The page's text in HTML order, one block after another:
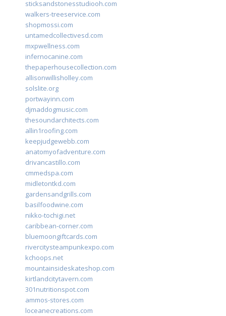
sticksandstonesstudiooh.com
walkers-treeservice.com
shopmossi.com
untamedcollectivesd.com
mxpwellness.com
infernocanine.com
thepaperhousecollection.com
allisonwillisholley.com
solslite.org
portwayinn.com
djmaddogmusic.com
thesoundarchitects.com
allin1roofing.com
keepjudgewebb.com
anatomyofadventure.com
drivancastillo.com
cmmedspa.com
midletontkd.com
gardensandgrills.com
basilfoodwine.com
nikko-tochigi.net
caribbean-corner.com
bluemoongiftcards.com
rivercitysteampunkexpo.com
kchoops.net
mountainsideskateshop.com
kirtlandcitytavern.com
301nutritionspot.com
ammos-stores.com
loceanecreations.com